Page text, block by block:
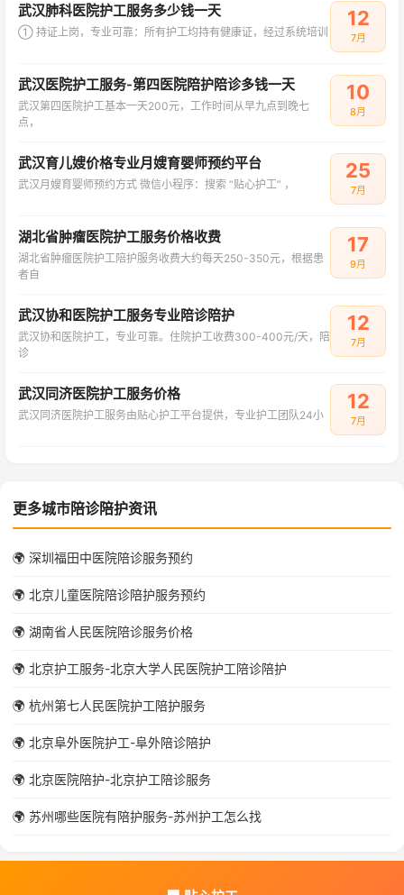
武汉肺科医院护工服务多少钱一天
① 持证上岗，专业可靠：所有护工均持有健康证，经过系统培训
12
7月
武汉医院护工服务-第四医院陪护陪诊多钱一天
武汉第四医院护工基本一天200元，工作时间从早九点到晚七
点，
10
8月
武汉育儿嫂价格专业月嫂育婴师预约平台
武汉月嫂育婴师预约方式 微信小程序：搜索 “贴心护工” ，
25
7月
湖北省肿瘤医院护工服务价格收费
湖北省肿瘤医院护工陪护服务收费大约每天250-350元，根据患
者自
17
9月
武汉协和医院护工服务专业陪诊陪护
武汉协和医院护工，专业可靠。住院护工收费300-400元/天，陪
诊
12
7月
武汉同济医院护工服务价格
武汉同济医院护工服务由贴心护工平台提供，专业护工团队24小
12
7月
更多城市陪诊陪护资讯
🌍 深圳福田中医院陪诊服务预约
🌍 北京儿童医院陪诊陪护服务预约
🌍 湖南省人民医院陪诊服务价格
🌍 北京护工服务-北京大学人民医院护工陪诊陪护
🌍 杭州第七人民医院护工陪护服务
🌍 北京阜外医院护工-阜外陪诊陪护
🌍 北京医院陪护-北京护工陪诊服务
🌍 苏州哪些医院有陪护服务-苏州护工怎么找